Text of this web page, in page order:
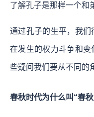
了解孔子是那样一个和
通过孔子的生平，我
在发生的权力斗争和变
些疑问我们要从不同的
春秋时代为什么叫“春秋